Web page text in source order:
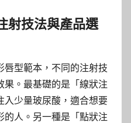
射技法與產品選
唇型範本，不同的注射技
果。最基礎的是「線狀注
入少量玻尿酸，適合想要
的人。另一種是「點狀注